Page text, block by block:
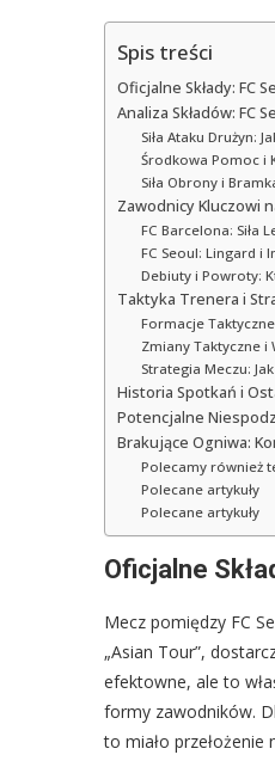
Spis treści
Oficjalne Składy: FC
Analiza Składów: FC
Siła Ataku Drużyn:
Środkowa Pomoc i
Siła Obrony i
Zawodnicy Kluczowi
FC Barcelona: Siła
FC Seoul: Lingard i
Debiuty i Powroty:
Taktyka Trenera i
Formacje
Zmiany Taktyczne i
Strategia Meczu:
Historia Spotkań i
Potencjalne
Brakujące Ogniwa:
Polecamy również
Polecane artykuły
Polecane artykuły
Oficjalne
Mecz pomiędzy FC
„Asian Tour”,
efektowne, ale to
formy zawodników.
to miało